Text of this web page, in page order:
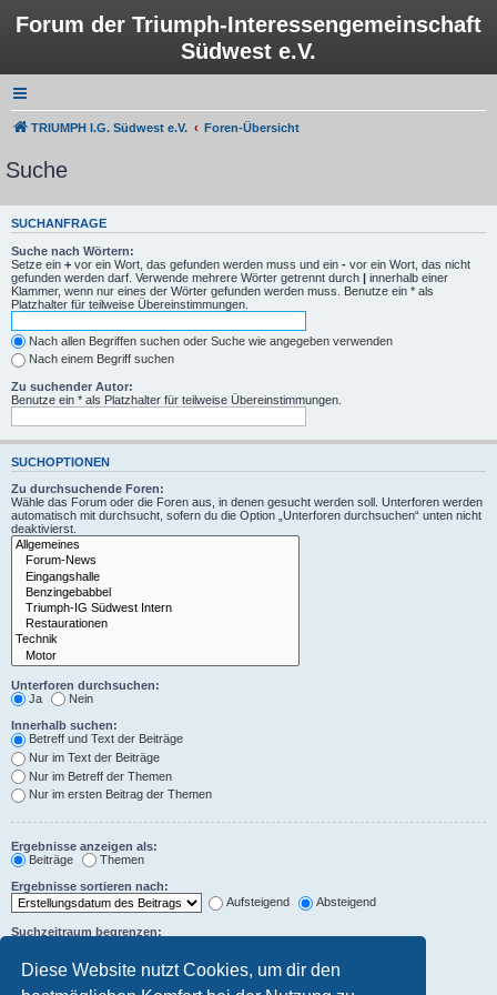
Diese Website nutzt Cookies, um dir den
Forum der Triumph-Interessengemeinschaft
Südwest e.V.
TRIUMPH I.G. Südwest e.V. Foren-Übersicht
Suche
SUCHANFRAGE
Suche nach Wörtern:
Setze ein + vor ein Wort, das gefunden werden muss und ein - vor ein Wort, das nicht
gefunden werden darf. Verwende mehrere Wörter getrennt durch | innerhalb einer
Klammer, wenn nur eines der Wörter gefunden werden muss. Benutze ein * als
Platzhalter für teilweise Übereinstimmungen.
Nach allen Begriffen suchen oder Suche wie angegeben verwenden
Nach einem Begriff suchen
Zu suchender Autor:
Benutze ein * als Platzhalter für teilweise Übereinstimmungen.
SUCHOPTIONEN
Zu durchsuchende Foren:
Wähle das Forum oder die Foren aus, in denen gesucht werden soll. Unterforen werden
automatisch mit durchsucht, sofern du die Option „Unterforen durchsuchen“ unten nicht
deaktivierst.
Unterforen durchsuchen:
Ja
Nein
Innerhalb suchen:
Betreff und Text der Beiträge
Nur im Text der Beiträge
Nur im Betreff der Themen
Nur im ersten Beitrag der Themen
Ergebnisse anzeigen als:
Beiträge
Themen
Ergebnisse sortieren nach:
Aufsteigend
Absteigend
Suchzeitraum begrenzen:
Die ersten: